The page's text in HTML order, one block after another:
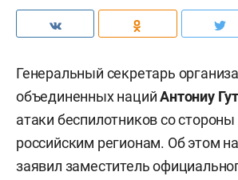
Генеральный секретарь
объединенных нацийАнтониу
атаки беспилотников со
российским регионам. Об этом
заявил заместитель